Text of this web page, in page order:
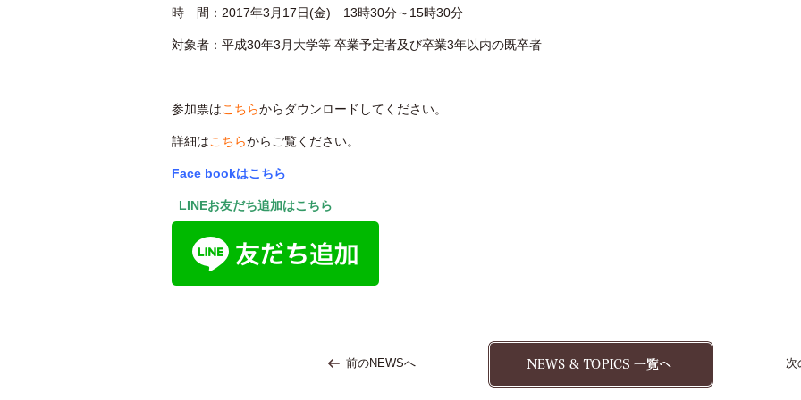
時 間：2017年3月17日(金) 13時30分～15時30分
対象者：平成30年3月大学等 卒業予定者及び卒業3年以内の既卒者
参加票はこちらからダウンロードしてください。
詳細はこちらからご覧ください。
Face bookはこちら
LINEお友だち追加はこちら
前のNEWSへ 次